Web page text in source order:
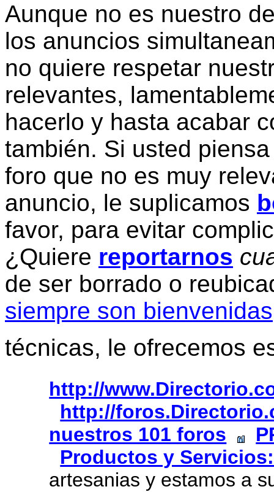
Aunque no es nuestro
los anuncios
no quiere respetar
relevantes,
hacerlo y hasta acabar
también. Si usted
foro que no es muy
anuncio, le suplicamos
favor, para evitar
¿Quiere reportarnos
de ser borrado o
siempre son bienvenidas
técnicas, le ofrecemos
http://
http://
nuestros 101 foros
Productos y
artesanias y estamos a